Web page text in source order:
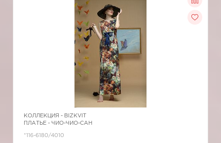
КОЛЛЕКЦИЯ - BIZKVIT
ПЛАТЬЕ - ЧИО-ЧИО-САН
*116-6180/4010